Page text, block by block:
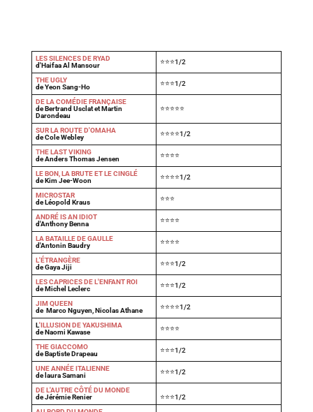
LES SILENCES DE RYAD
d'Haifaa Al Mansour
⭐⭐⭐1/2
THE UGLY
de Yeon Sang-Ho
⭐⭐⭐1/2
DE LA COMÉDIE FRANÇAISE
de Bertrand Usclat et Martin
Darondeau
⭐⭐⭐⭐⭐
SUR LA ROUTE D'OMAHA
de Cole Webley
⭐⭐⭐⭐1/2
THE LAST VIKING
de Anders Thomas Jensen
⭐⭐⭐⭐
LE BON, LA BRUTE ET LE CINGLÉ
de Kim Jee-Woon
⭐⭐⭐⭐1/2
MICROSTAR
de Léopold Kraus
⭐⭐⭐
ANDRÉ IS AN IDIOT
d'Anthony Benna
⭐⭐⭐⭐
LA BATAILLE DE GAULLE
d'Antonin Baudry
⭐⭐⭐⭐
L'ÉTRANGÈRE
de Gaya Jiji
⭐⭐⭐1/2
LES CAPRICES DE L'ENFANT ROI
de Michel Leclerc
⭐⭐⭐1/2
JIM QUEEN
de Marco Nguyen, Nicolas Athane
⭐⭐⭐⭐1/2
L'ILLUSION DE YAKUSHIMA
de Naomi Kawase
⭐⭐⭐⭐
THE GIACCOMO
de Baptiste Drapeau
⭐⭐⭐1/2
UNE ANNÉE ITALIENNE
de laura Samani
⭐⭐⭐1/2
DE L'AUTRE CÔTÉ DU MONDE
de Jérémie Renier
⭐⭐⭐1/2